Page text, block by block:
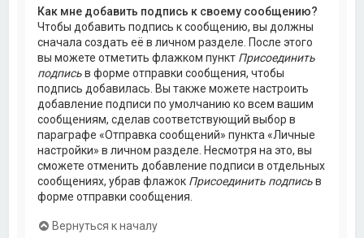
Как мне добавить подпись к своему сообщению?
Чтобы добавить подпись к сообщению, вы должны
сначала создать её в личном разделе. После этого
вы можете отметить флажком пункт Присоединить
подписьв форме отправки сообщения, чтобы
подпись добавилась. Вы также можете настроить
добавление подписи по умолчанию ко всем вашим
сообщениям, сделав соответствующий выбор в
параграфе «Отправка сообщений» пункта «Личные
настройки» в личном разделе. Несмотря на это, вы
сможете отменить добавление подписи в отдельных
сообщениях, убрав флажок Присоединить подписьв
форме отправки сообщения.
Вернуться к началу